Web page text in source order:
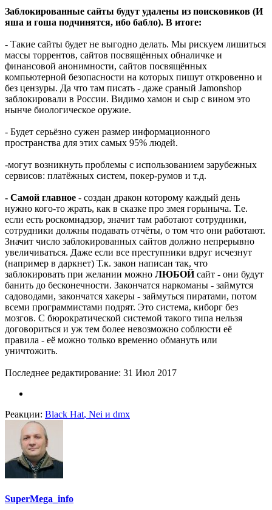
Заблокированные сайты будут удалены из поисковиков (И
яша и гоша подчинятся, ибо бабло). В итоге:
- Такие сайты будет не выгодно делать. Мы рискуем лишиться
массы торрентов, сайтов посвящённых обналичке и
финансовой анонимности, сайтов посвящённых
компьютерной безопасности на которых пишут откровенно и
без цензуры. Да что там писать - даже сраный Jamonshop
заблокировали в России. Видимо хамон и сыр с вином это
нынче биологическое оружие.
- Будет серьёзно сужен размер информационного
пространства для этих самых 95% людей.
-могут возникнуть проблемы с использованием зарубежных
сервисов: платёжных систем, покер-румов и т.д.
- Самой главное - создан дракон которому каждый день
нужно кого-то жрать, как в сказке про змея горыныча. Т.е.
если есть роскомнадзор, значит там работают сотрудники,
сотрудники должны подавать отчёты, о том что они работают.
Значит число заблокированных сайтов должно непрерывно
увеличиваться. Даже если все преступники вдруг исчезнут
(например в даркнет) Т.к. закон написан так, что
заблокировать при желании можно ЛЮБОЙсайт - они будут
банить до бесконечности. Закончатся наркоманы - займутся
садоводами, закончатся хакеры - займуться пиратами, потом
всеми программистами подрят. Это система, киборг без
мозгов. С бюрократической системой такого типа нельзя
договориться и уж тем более невозможно соблюсти её
правила - её можно только временно обмануть или
уничтожить.
Последнее редактирование: 31 Июл 2017
Реакции: Black Hat, Nei и dmx
SuperMega_info